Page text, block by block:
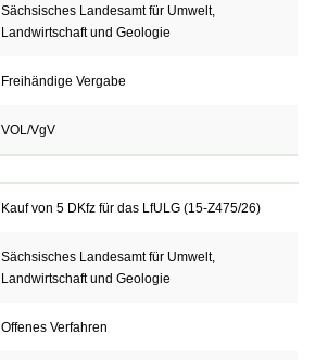
Sächsisches Landesamt für Umwelt,
Landwirtschaft und Geologie
Freihändige Vergabe
VOL/VgV
Kauf von 5 DKfz für das LfULG (15-Z475/26)
Sächsisches Landesamt für Umwelt,
Landwirtschaft und Geologie
Offenes Verfahren